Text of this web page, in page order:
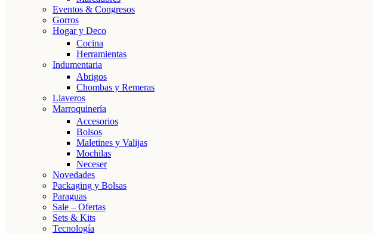
Eventos & Congresos
Gorros
Hogar y Deco
Cocina
Herramientas
Indumentaria
Abrigos
Chombas y Remeras
Llaveros
Marroquinería
Accesorios
Bolsos
Maletines y Valijas
Mochilas
Neceser
Novedades
Packaging y Bolsas
Paraguas
Sale – Ofertas
Sets & Kits
Tecnología